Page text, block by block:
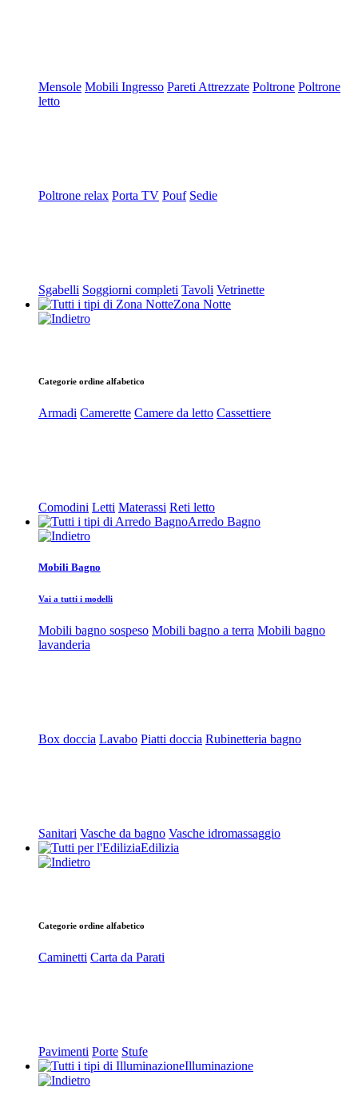
Mensole Mobili Ingresso Pareti Attrezzate Poltrone Poltrone
letto
Poltrone relax Porta TV Pouf Sedie
Sgabelli Soggiorni completi Tavoli Vetrinette
Zona Notte
Categorie ordine alfabetico
Armadi Camerette Camere da letto Cassettiere
Comodini Letti Materassi Reti letto
Arredo Bagno
Mobili Bagno
Vai a tutti i modelli
Mobili bagno sospeso Mobili bagno a terra Mobili bagno
lavanderia
Box doccia Lavabo Piatti doccia Rubinetteria bagno
Sanitari Vasche da bagno Vasche idromassaggio
Edilizia
Categorie ordine alfabetico
Caminetti Carta da Parati
Pavimenti Porte Stufe
Illuminazione